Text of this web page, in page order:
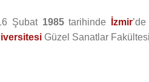
Şubat 1985tarihinde İzmir
Güzel Sanatlar